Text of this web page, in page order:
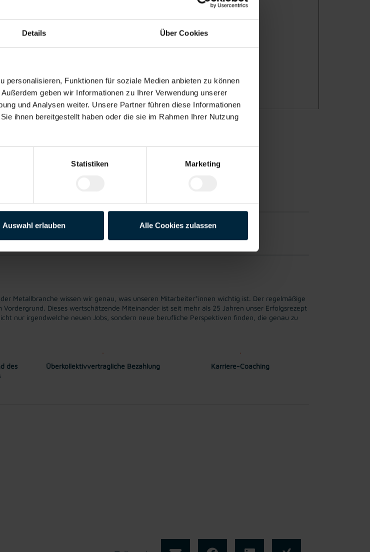
Details Über Cookies
personalisieren, Funktionen für soziale Medien anbieten zu können
geben wir Informationen zu Ihrer Verwendung unserer
und Analysen weiter. Unsere Partner führen diese Informationen
ihnen bereitgestellt haben oder die sie im Rahmen Ihrer Nutzung
Statistiken Marketing
Auswahl erlauben Alle Cookies zulassen
Installateur:in
Vollzeitarbeitsplatz
auf Grund von Qualifikation und Berufserfahrung möglich.
Metallbranche wissen wir genau, was unseren Mitarbeiter*innen wichtig ist. Der regelmäßige
Dieses wertschätzende Miteinander ist seit mehr als 25 Jahren unser Erfolgsrezept
nur irgendwelche neuen Jobs, sondern neue berufliche Perspektiven finden, die genau zu
des
Überkollektivvertragliche Bezahlung Karriere-Coaching